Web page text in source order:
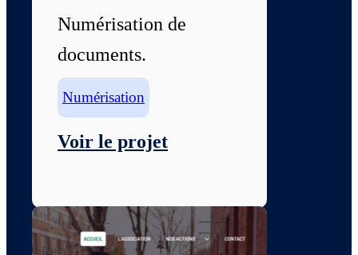
Numérisation de
documents.
Numérisation
Voir le projet